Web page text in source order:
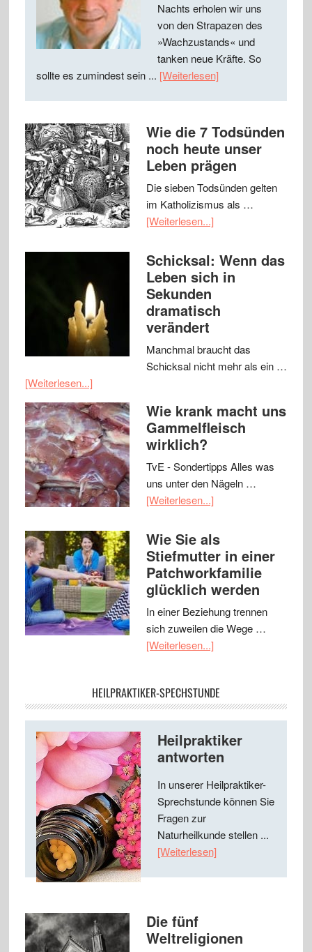
Nachts erholen wir uns
von den Strapazen des
»Wachzustands« und
tanken neue Kräfte. So
sollte es zumindest sein ... [Weiterlesen]
Wie die 7 Todsünden
noch heute unser
Leben prägen
Die sieben Todsünden gelten
im Katholizismus als …
[Weiterlesen...]
Schicksal: Wenn das
Leben sich in
Sekunden
dramatisch
verändert
Manchmal braucht das
Schicksal nicht mehr als ein …
[Weiterlesen...]
Wie krank macht uns
Gammelfleisch
wirklich?
TvE - Sondertipps Alles was
uns unter den Nägeln …
[Weiterlesen...]
Wie Sie als
Stiefmutter in einer
Patchworkfamilie
glücklich werden
In einer Beziehung trennen
sich zuweilen die Wege …
[Weiterlesen...]
HEILPRAKTIKER-SPECHSTUNDE
Heilpraktiker
antworten
In unserer Heilpraktiker-
Sprechstunde können Sie
Fragen zur
Naturheilkunde stellen ...
[Weiterlesen]
Die fünf
Weltreligionen